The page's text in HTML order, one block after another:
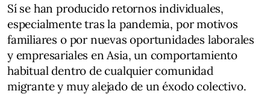
Sí se han producido retornos individuales,
especialmente tras la pandemia, por motivos
familiares o por nuevas oportunidades laborales
y empresariales en Asia, un comportamiento
habitual dentro de cualquier comunidad
migrante y muy alejado de un éxodo colectivo.